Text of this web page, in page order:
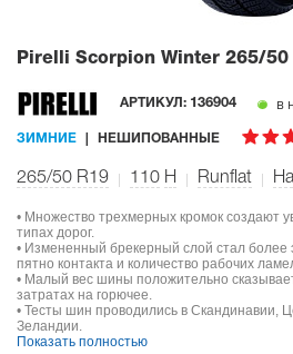
Pirelli Scorpion Winter 265/50
АРТИКУЛ: 136904 в
ЗИМНИЕ НЕШИПОВАННЫЕ
265/50 R19 110 H Runflat
• Множество трехмерных кромок создают
типах дорог.
• Измененный брекерный слой стал более
пятно контакта и количество рабочих
• Малый вес шины положительно
затратах на горючее.
• Тесты шин проводились в Скандинавии,
Зеландии.
Показать полностью